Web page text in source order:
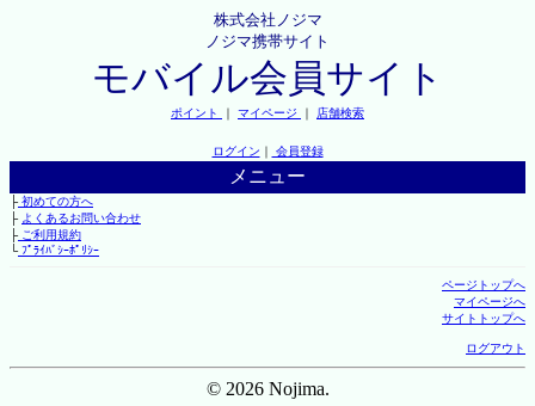
株式会社ノジマ
ノジマ携帯サイト
モバイル会員サイト
ポイント ｜ マイページ ｜ 店舗検索
ログイン ｜ 会員登録
メニュー
├初めての方へ
├ よくあるお問い合わせ
├ご利用規約
└ﾌﾟﾗｲﾊﾞｼｰﾎﾟﾘｼｰ
ページトップへ
マイページへ
サイトトップへ
ログアウト
© 2026 Nojima.